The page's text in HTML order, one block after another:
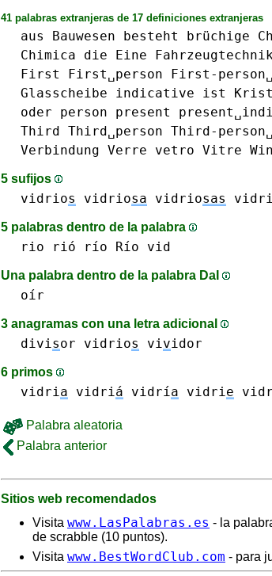
41 palabras extranjeras de 17 definiciones extranjeras
aus Bauwesen besteht brüchige
Chimica
die Eine
First
First␣person First-
Glasscheibe
indicative ist
oder
person present
Third Third␣person Third-
Verbindung Verre vetro Vitre
5 sufijos
vidrios vidriosa vidriosas
5 palabras dentro de la palabra
rio rió río Río vid
Una palabra dentro de la palabra DaI
oír
3 anagramas con una letra adicional
divisor vidrios vividor
6 primos
vidria vidriá vidría vidrie
Palabra aleatoria
Palabra anterior
Sitios web recomendados
Visita www.LasPalabras.es - la
de scrabble (10 puntos).
Visita www.BestWordClub.com - para